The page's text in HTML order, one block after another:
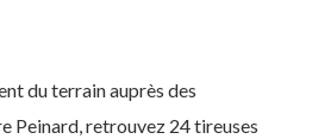
du terrain auprès des
Peinard, retrouvez 24 tireuses